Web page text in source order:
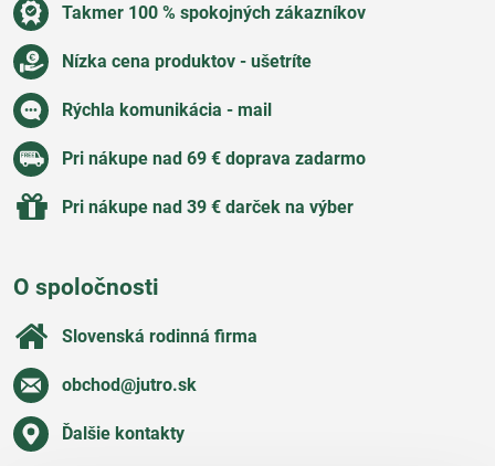
Takmer 100 % spokojných zákazníkov
Nízka cena produktov - ušetríte
Rýchla komunikácia - mail
Pri nákupe nad 69 € doprava zadarmo
Pri nákupe nad 39 € darček na výber
O spoločnosti
Slovenská rodinná firma
obchod​@jutro​.sk
Ďalšie kontakty